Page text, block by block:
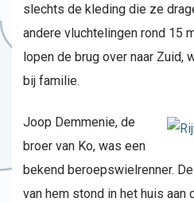
slechts de kleding die ze
andere vluchtelingen rond 15
lopen de brug over naar Zuid,
bij familie.
Joop Demmenie, de
broer van Ko, was een
bekend beroepswielrenner.
van hem stond in het huis aan